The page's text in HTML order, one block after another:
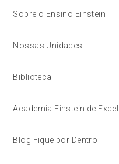
Sobre o Ensino Einstein
Nossas Unidades
Biblioteca
Academia Einstein de
Blog Fique por Dentro